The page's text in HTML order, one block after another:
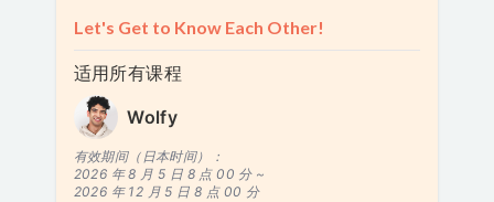
Let's Get to Know Each Other!
适用所有课程
Wolfy
有效期间（日本时间）：
2026 年 8 月 5 日 8 点 00 分 ~
2026 年 12 月 5 日 8 点 00 分